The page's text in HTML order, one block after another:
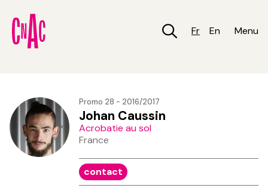
contenu
principal
Fr En Menu
Promo 28 - 2016/2017
Johan Caussin
Acrobatie au sol
France
contact